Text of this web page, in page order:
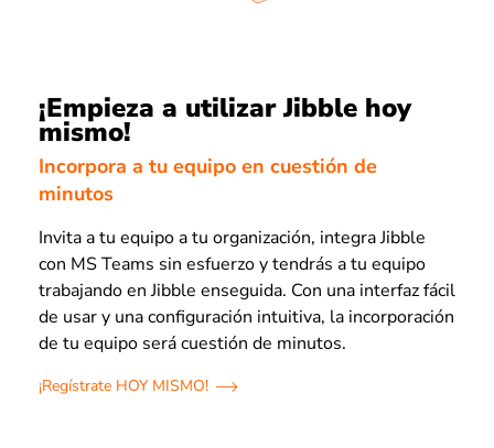
¡Empieza a utilizar Jibble hoy
mismo!
Incorpora a tu equipo en cuestión de
minutos
Invita a tu equipo a tu organización, integra Jibble
con MS Teams sin esfuerzo y tendrás a tu equipo
trabajando en Jibble enseguida. Con una interfaz fácil
de usar y una configuración intuitiva, la incorporación
de tu equipo será cuestión de minutos.
¡Regístrate HOY MISMO!